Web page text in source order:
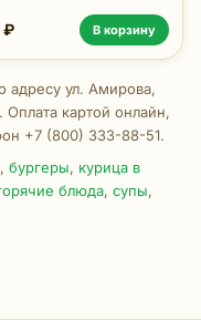
₽ В корзину
адресу ул. Амирова,
картой онлайн,
+7 (800) 333-88-51.
, бургеры, курица в
блюда, супы,